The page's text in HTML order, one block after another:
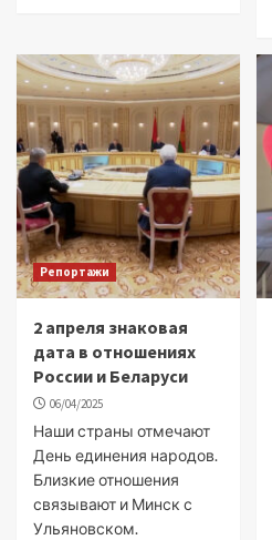
Репортажи
2 апреля знаковая
дата в отношениях
России и Беларуси
06/04/2025
Наши страны отмечают
День единения народов.
Близкие отношения
связывают и Минск с
Ульяновском.